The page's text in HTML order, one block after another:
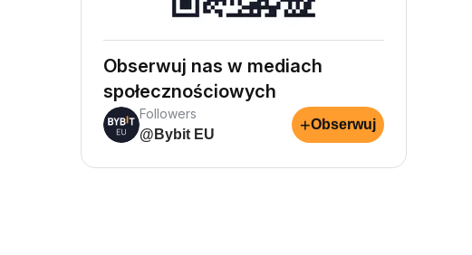
Obserwuj nas w mediach
społecznościowych
Followers
@Bybit EU
+Obserwuj